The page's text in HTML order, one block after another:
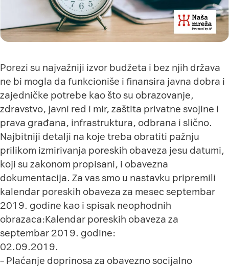
Porezi su najvažniji izvor budžeta i bez njih država
ne bi mogla da funkcioniše i finansira javna dobra i
zajedničke potrebe kao što su obrazovanje,
zdravstvo, javni red i mir, zaštita privatne svojine i
prava građana, infrastruktura, odbrana i slično.
Najbitniji detalji na koje treba obratiti pažnju
prilikom izmirivanja poreskih obaveza jesu datumi,
koji su zakonom propisani, i obavezna
dokumentacija. Za vas smo u nastavku pripremili
kalendar poreskih obaveza za mesec septembar
2019. godine kao i spisak neophodnih
obrazaca:Kalendar poreskih obaveza za
septembar 2019. godine:
02.09.2019.
– Plaćanje doprinosa za obavezno socijalno